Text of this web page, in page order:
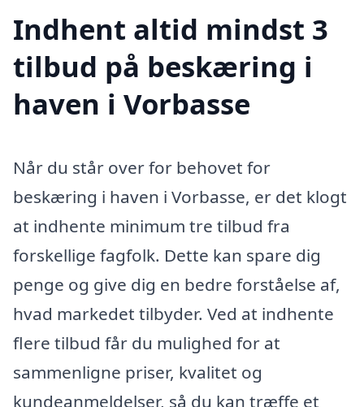
Indhent altid mindst 3
tilbud på beskæring i
haven i Vorbasse
Når du står over for behovet for
beskæring i haven i Vorbasse, er det klogt
at indhente minimum tre tilbud fra
forskellige fagfolk. Dette kan spare dig
penge og give dig en bedre forståelse af,
hvad markedet tilbyder. Ved at indhente
flere tilbud får du mulighed for at
sammenligne priser, kvalitet og
kundeanmeldelser, så du kan træffe et